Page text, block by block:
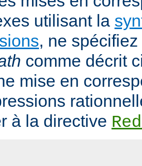
utilisant la
, ne
comme décrit
mise en
à la directive